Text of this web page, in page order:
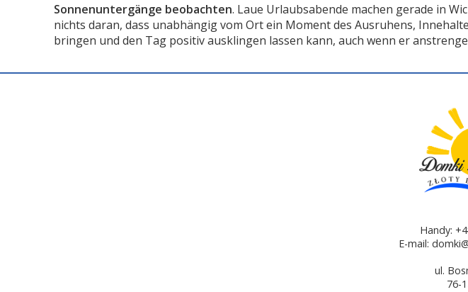
Sonnenuntergänge beobachten. Laue Urlaubsabende machen gerade in
nichts daran, dass unabhängig vom Ort ein Moment des Ausruhens,
bringen und den Tag positiv ausklingen lassen kann, auch wenn er
Handy:
E-mail:
ul.
76-